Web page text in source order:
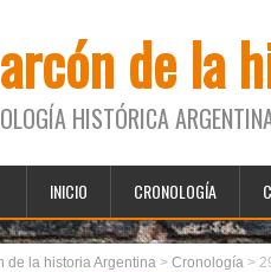
de la
HISTÓRICA
INICIO CRONOLOGÍA
de la historia Argentina > Cronología >